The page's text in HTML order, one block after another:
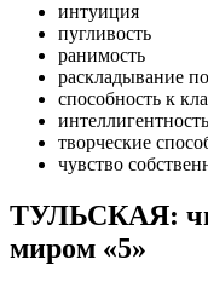
интуиция
пугливость
ранимость
раскладывание
способность к
интеллигентность
творческие
чувство
ТУЛЬСКАЯ:
миром «5»